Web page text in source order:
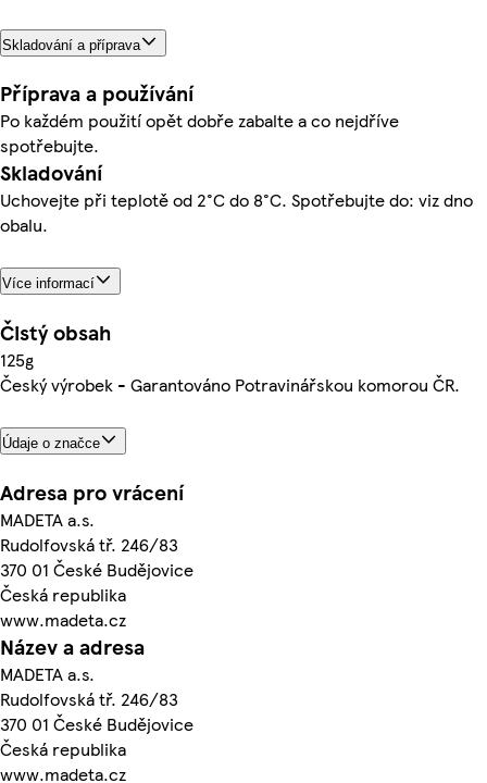
Skladování a příprava
Příprava a používání
Po každém použití opět dobře zabalte a co nejdříve
spotřebujte.
Skladování
Uchovejte při teplotě od 2°C do 8°C. Spotřebujte do: viz dno
obalu.
Více informací
Čistý obsah
125g
Český výrobek - Garantováno Potravinářskou komorou ČR.
Údaje o značce
Adresa pro vrácení
MADETA a.s.
Rudolfovská tř. 246/83
370 01 České Budějovice
Česká republika
www.madeta.cz
Název a adresa
MADETA a.s.
Rudolfovská tř. 246/83
370 01 České Budějovice
Česká republika
www.madeta.cz